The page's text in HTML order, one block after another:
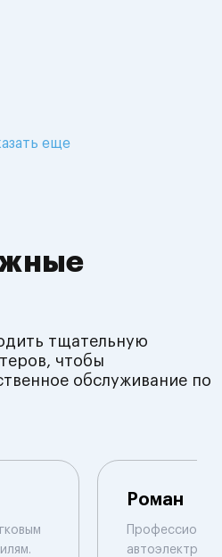
еще
тщательную
чтобы
обслуживание по
Роман
автоэлектрик